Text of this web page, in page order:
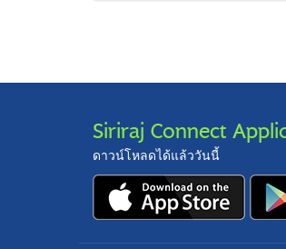
Siriraj Connect
ดาวน์โหลดได้แล้ววันนี้